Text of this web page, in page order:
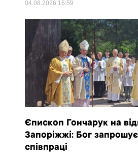
04.08.2026 16:59
Єпископ Гончарук на
Запоріжжі: Бог
співпраці